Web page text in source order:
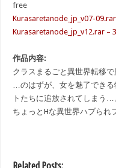
free
Kurasaretanode_jp_v07-
Kurasaretanode_jp_v12.rar –
作品内容:
クラスまるごと異世界転移
…のはずが、女を魅了できる
トたちに追放されてしまう
ちょっとHな異世界ハブられ
Related Posts: